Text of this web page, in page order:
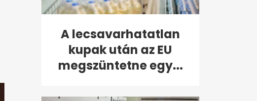
A lecsavarhatatlan
kupak után az EU
megszüntetne egy...